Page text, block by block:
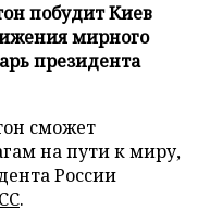
побудит Киев
мирного
президента
сможет
на пути к миру,
России
.